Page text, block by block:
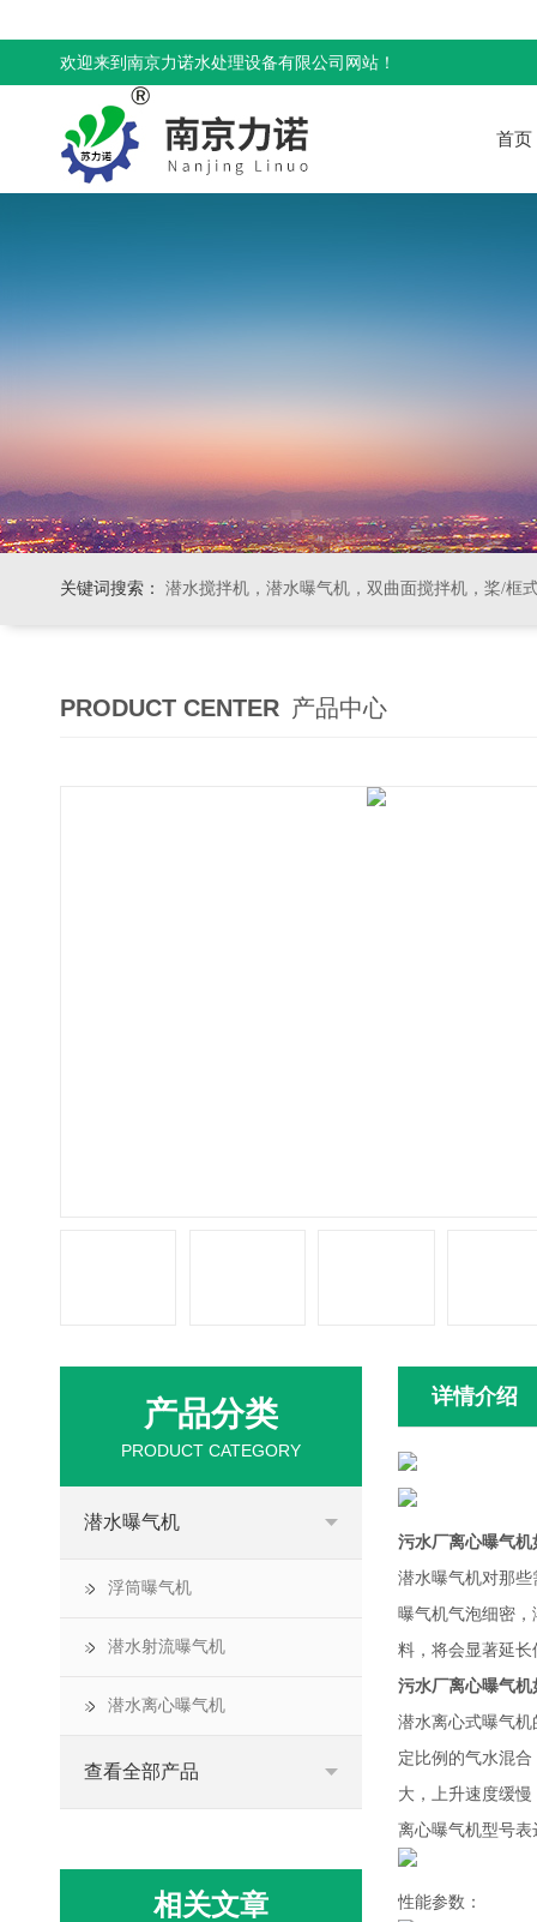
欢迎来到南京力诺水处理设备有限公司网站！
首页
关键词搜索： 潜水搅拌机，潜水曝气机，双曲面搅拌机，桨/框式搅拌
PRODUCT CENTER 产品中心
详情介绍
污水厂离心曝气机
潜水曝气机对那
曝气机气泡细密
料，将会显著延长
污水厂离心曝气机
潜水离心式曝气
定比例的气水混
大，上升速度缓
离心曝气机型号表
性能参数：
产品分类
PRODUCT CATEGORY
潜水曝气机
浮筒曝气机
潜水射流曝气机
潜水离心曝气机
查看全部产品
相关文章